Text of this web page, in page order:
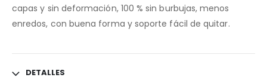
capas y sin deformación, 100 % sin burbujas, menos
enredos, con buena forma y soporte fácil de quitar.
DETALLES